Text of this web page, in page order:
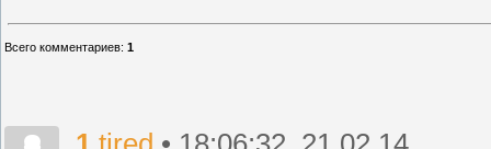
Всего комментариев: 1